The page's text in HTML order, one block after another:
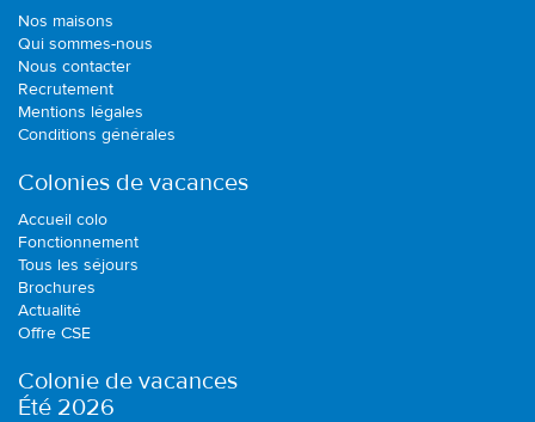
Nos maisons
Qui sommes-nous
Nous contacter
Recrutement
Mentions légales
Conditions générales
Colonies de vacances
Accueil colo
Fonctionnement
Tous les séjours
Brochures
Actualité
Offre CSE
Colonie de vacances
Été 2026